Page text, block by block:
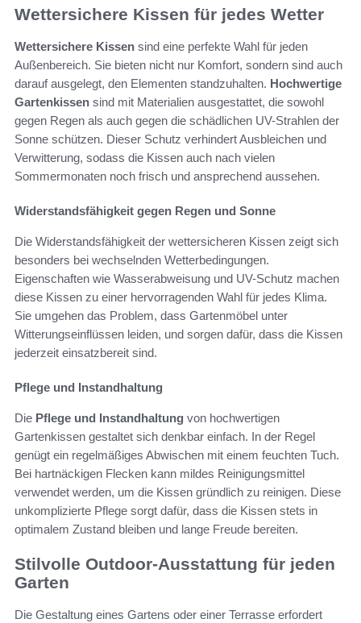
Wettersichere Kissen für jedes Wetter
Wettersichere Kissen sind eine perfekte Wahl für jeden
Außenbereich. Sie bieten nicht nur Komfort, sondern sind auch
darauf ausgelegt, den Elementen standzuhalten. Hochwertige
Gartenkissen sind mit Materialien ausgestattet, die sowohl
gegen Regen als auch gegen die schädlichen UV-Strahlen der
Sonne schützen. Dieser Schutz verhindert Ausbleichen und
Verwitterung, sodass die Kissen auch nach vielen
Sommermonaten noch frisch und ansprechend aussehen.
Widerstandsfähigkeit gegen Regen und Sonne
Die Widerstandsfähigkeit der wettersicheren Kissen zeigt sich
besonders bei wechselnden Wetterbedingungen.
Eigenschaften wie Wasserabweisung und UV-Schutz machen
diese Kissen zu einer hervorragenden Wahl für jedes Klima.
Sie umgehen das Problem, dass Gartenmöbel unter
Witterungseinflüssen leiden, und sorgen dafür, dass die Kissen
jederzeit einsatzbereit sind.
Pflege und Instandhaltung
Die Pflege und Instandhaltung von hochwertigen
Gartenkissen gestaltet sich denkbar einfach. In der Regel
genügt ein regelmäßiges Abwischen mit einem feuchten Tuch.
Bei hartnäckigen Flecken kann mildes Reinigungsmittel
verwendet werden, um die Kissen gründlich zu reinigen. Diese
unkomplizierte Pflege sorgt dafür, dass die Kissen stets in
optimalem Zustand bleiben und lange Freude bereiten.
Stilvolle Outdoor-Ausstattung für jeden
Garten
Die Gestaltung eines Gartens oder einer Terrasse erfordert